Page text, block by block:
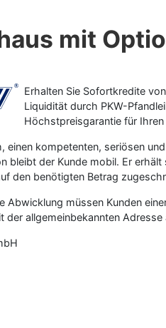
mit
Erhalten Sie Sofortkredite
Liquidität durch PKW-
Höchstpreisgarantie für
einen kompetenten, seriösen
bleibt der Kunde mobil. Er
den benötigten Betrag
Abwicklung müssen Kunden
der allgemeinbekannten